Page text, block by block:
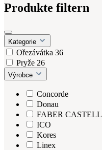
Produkte filtern
Kategorie
Ořezávátka 36
Pryže 26
Výrobce
Concorde
Donau
FABER CASTELL
ICO
Kores
Linex